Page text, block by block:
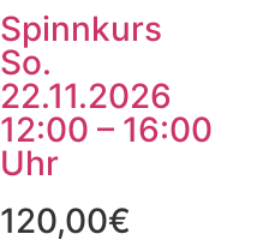
Spinnkurs
So.
22.11.2026
12:00 – 16:00
Uhr
120,00€